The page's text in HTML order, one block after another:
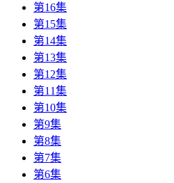
第16集
第15集
第14集
第13集
第12集
第11集
第10集
第9集
第8集
第7集
第6集